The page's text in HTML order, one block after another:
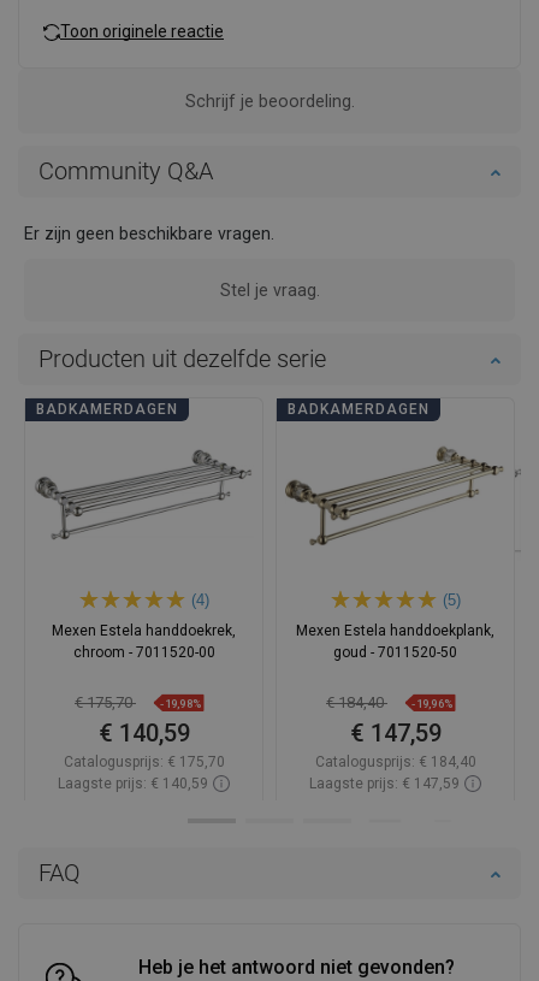
FAQ
Heb je het antwoord niet gevonden?
Toon originele reactie
Schrijf je beoordeling.
Community Q&A
Er zijn geen beschikbare vragen.
Stel je vraag.
Producten uit dezelfde serie
BADKAMERDAGEN
(4)
Mexen Estela handdoekrek,
chroom - 7011520-00
€ 175,70 -19,98%
€ 140,59
Catalogusprijs: € 175,70
Laagste prijs: € 140,59
BADKAMERDAGEN
(5)
Mexen Estela handdoekplank,
goud - 7011520-50
€ 184,40 -19,96%
€ 147,59
Catalogusprijs: € 184,40
Laagste prijs: € 147,59